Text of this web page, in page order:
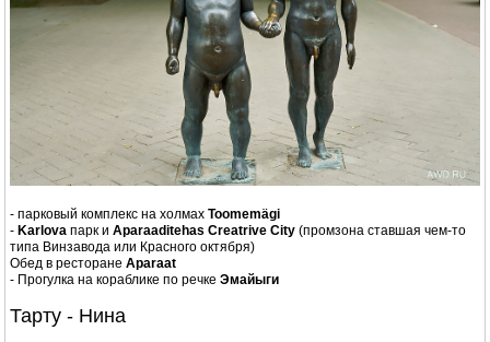
- парковый комплекс на холмах Toomemägi
- Karlova парк и Aparaaditehas Creatrive City (промзона ставшая чем-то
типа Винзавода или Красного октября)
Обед в ресторане Aparaat
- Прогулка на кораблике по речке Эмайыги
Тарту - Нина